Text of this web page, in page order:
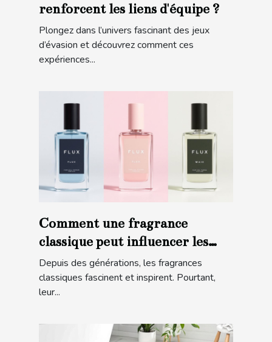
renforcent les liens d'équipe ?
Plongez dans l’univers fascinant des jeux
d’évasion et découvrez comment ces
expériences...
Comment une fragrance
classique peut influencer les
tendances modernes ?
Depuis des générations, les fragrances
classiques fascinent et inspirent. Pourtant,
leur...